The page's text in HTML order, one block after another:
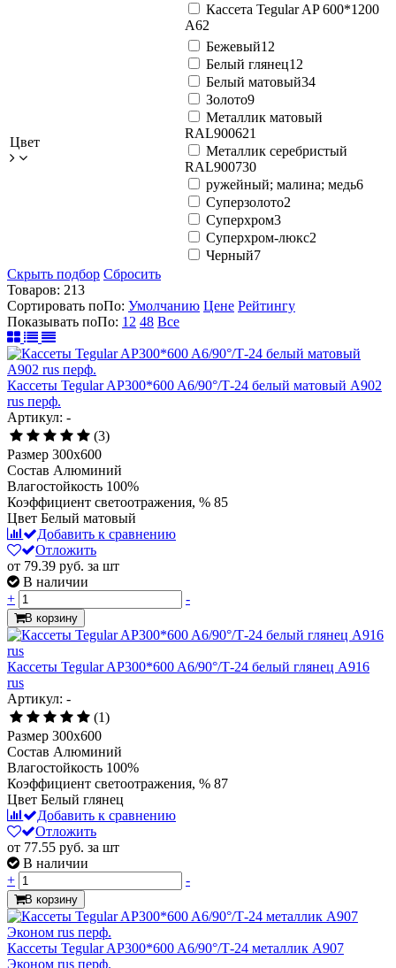
Кассета Tegular AP 600*1200
А62
Цвет
Бежевый12
Белый глянец12
Белый матовый34
Золото9
Металлик матовый
RAL900621
Металлик серебристый
RAL900730
ружейный; малина; медь6
Суперзолото2
Суперхром3
Суперхром-люкс2
Черный7
Скрыть подбор Сбросить
Товаров: 213
Сортировать поПо: Умолчанию Цене Рейтингу
Показывать поПо: 12 48 Все
Кассеты Tegular AP300*600 A6/90°/Т-24 белый матовый А902
rus перф.
Артикул: -
(3)
Размер 300x600
Состав Алюминий
Влагостойкость 100%
Коэффициент светоотражения, % 85
Цвет Белый матовый
Добавить к сравнению
Отложить
от 79.39 руб. за шт
В наличии
+
-
В корзину
Кассеты Tegular AP300*600 A6/90°/Т-24 белый глянец A916
rus
Артикул: -
(1)
Размер 300x600
Состав Алюминий
Влагостойкость 100%
Коэффициент светоотражения, % 87
Цвет Белый глянец
Добавить к сравнению
Отложить
от 77.55 руб. за шт
В наличии
+
-
В корзину
Кассеты Tegular AP300*600 A6/90°/Т-24 металлик А907
Эконом rus перф.